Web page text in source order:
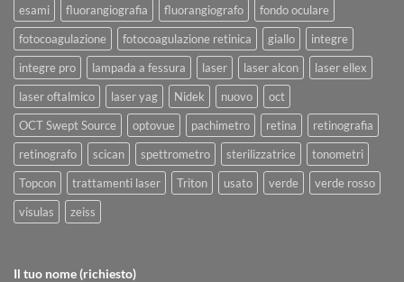
esami
fluorangiografia fluorangiografo
fondo oculare
fotocoagulazione
fotocoagulazione retinica giallo
integre
integre pro
lampada a fessura laser laser alcon
laser ellex
laser oftalmico
laser yag Nidek nuovo
oct
OCT Swept Source
optovue pachimetro retina
retinografia
retinografo
scican spettrometro sterilizzatrice
tonometri
Topcon
trattamenti laser Triton usato verde
verde rosso
visulas
zeiss
Il tuo nome (richiesto)